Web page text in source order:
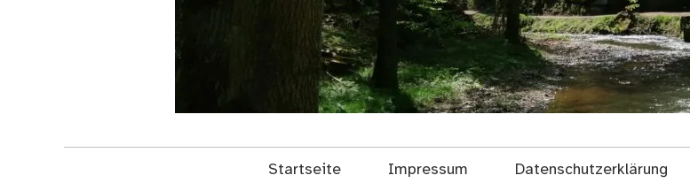
Startseite Impressum Datenschutzerklärung